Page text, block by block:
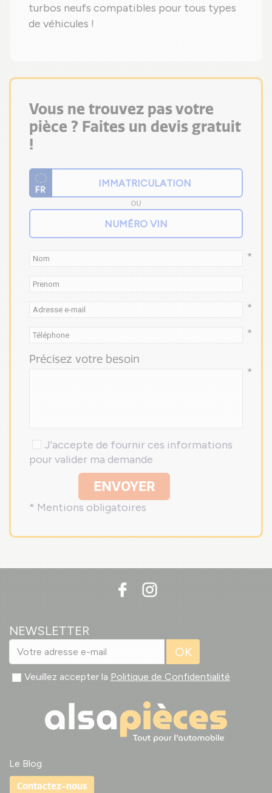
turbos neufs compatibles pour tous types
de véhicules !
Vous ne trouvez pas votre
pièce ? Faites un devis gratuit
!
OU
*
*
*
Précisez votre besoin
*
J'accepte de fournir ces informations
pour valider ma demande
ENVOYER
* Mentions obligatoires
NEWSLETTER
OK
Veuillez accepter la Politique de Confidentialité
Le Blog
Contactez-nous